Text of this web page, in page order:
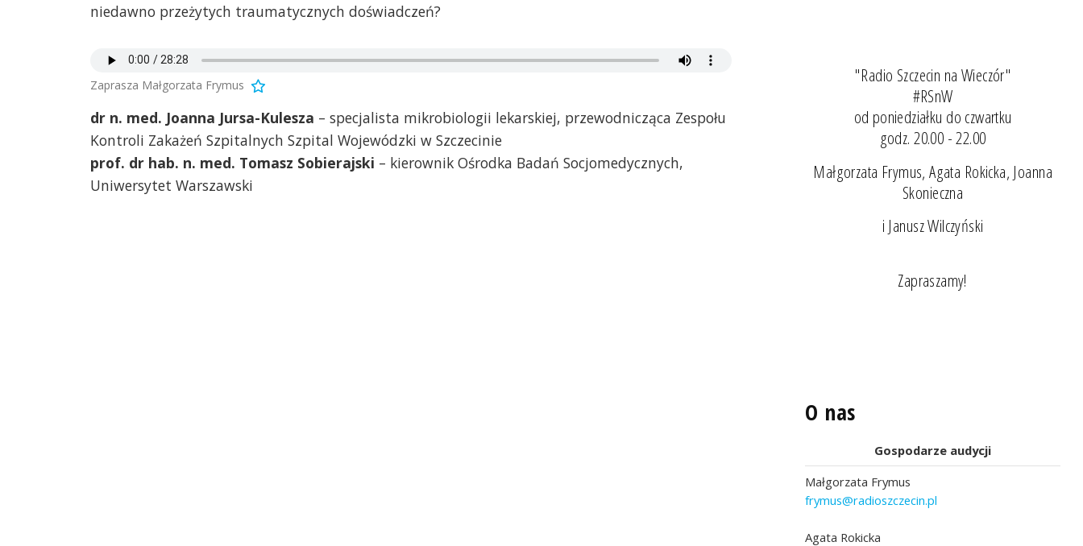
niedawno przeżytych traumatycznych doświadczeń?
Zaprasza Małgorzata Frymus
dr n. med. Joanna Jursa-Kulesza – specjalista mikrobiologii lekarskiej, przewodnicząca Zespołu
Kontroli Zakażeń Szpitalnych Szpital Wojewódzki w Szczecinie
prof. dr hab. n. med. Tomasz Sobierajski – kierownik Ośrodka Badań Socjomedycznych,
Uniwersytet Warszawski
"Radio Szczecin na Wieczór"
#RSnW
od poniedziałku do czwartku
godz. 20.00 - 22.00
Małgorzata Frymus, Agata Rokicka, Joanna
Skonieczna
i Janusz Wilczyński
Zapraszamy!
O nas
Gospodarze audycji
Małgorzata Frymus
frymus@radioszczecin.pl
Agata Rokicka